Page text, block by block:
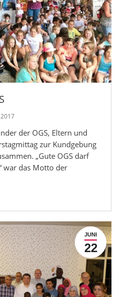
der OGS, Eltern und
zur Kundgebung
„Gute OGS darf
war das Motto der
JUNI
22